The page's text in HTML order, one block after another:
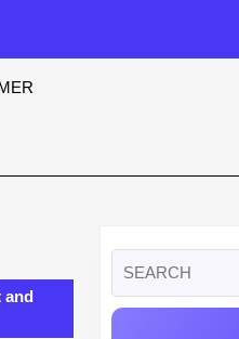
and
for: